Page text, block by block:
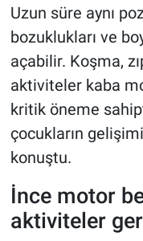
Uzun süre aynı
bozuklukları ve
açabilir. Koşma,
aktiviteler kaba
kritik öneme
çocukların
konuştu.
İnce motor
aktiviteler